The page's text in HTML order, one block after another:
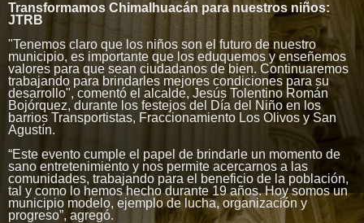
Transformamos Chimalhuacán para nuestros niños:
JTRB
"Tenemos claro que los niños son el futuro de nuestro
municipio, es importante que los eduquemos y enseñemos
valores para que sean ciudadanos de bien. Continuaremos
trabajando para brindarles mejores condiciones para su
desarrollo", comentó el alcalde, Jesús Tolentino Román
Bojórquez, durante los festejos del Día del Niño en los
barrios Transportistas, Fraccionamiento Los Olivos y San
Agustín.
“Este evento cumple el papel de brindarle un momento de
sano entretenimiento y nos permite acercarnos a las
comunidades, trabajando para el beneficio de la población,
tal y como lo hemos hecho durante 19 años. Hoy somos un
municipio modelo, ejemplo de lucha, organización y
progreso”, agregó.